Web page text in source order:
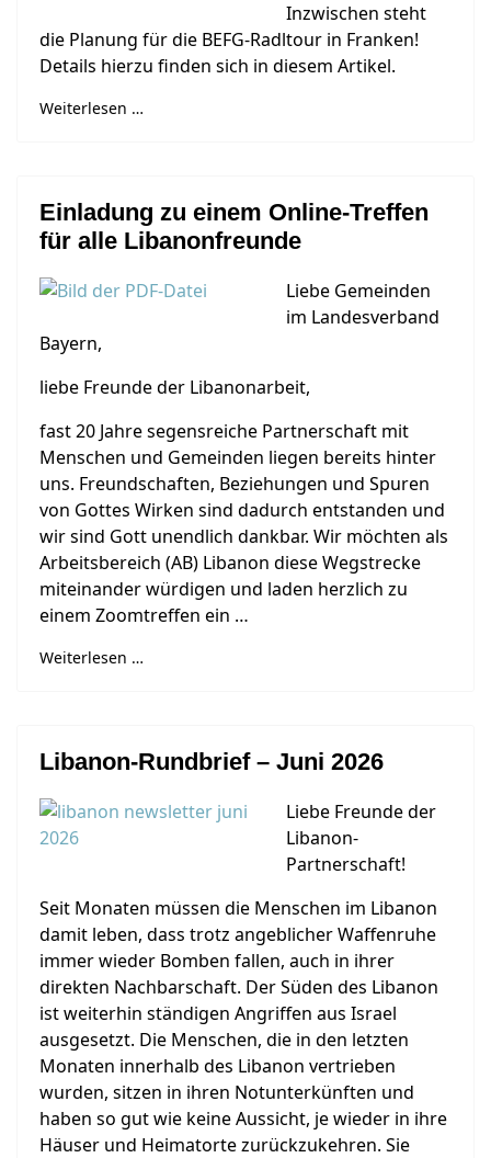
Inzwischen steht
die Planung für die BEFG-Radltour in Franken!
Details hierzu finden sich in diesem Artikel.
Weiterlesen …
Einladung zu einem Online-Treffen
für alle Libanonfreunde
Liebe Gemeinden
im Landesverband
Bayern,
liebe Freunde der Libanonarbeit,
fast 20 Jahre segensreiche Partnerschaft mit
Menschen und Gemeinden liegen bereits hinter
uns. Freundschaften, Beziehungen und Spuren
von Gottes Wirken sind dadurch entstanden und
wir sind Gott unendlich dankbar. Wir möchten als
Arbeitsbereich (AB) Libanon diese Wegstrecke
miteinander würdigen und laden herzlich zu
einem Zoomtreffen ein …
Weiterlesen …
Libanon-Rundbrief – Juni 2026
Liebe Freunde der
Libanon-
Partnerschaft!
Seit Monaten müssen die Menschen im Libanon
damit leben, dass trotz angeblicher Waffenruhe
immer wieder Bomben fallen, auch in ihrer
direkten Nachbarschaft. Der Süden des Libanon
ist weiterhin ständigen Angriffen aus Israel
ausgesetzt. Die Menschen, die in den letzten
Monaten innerhalb des Libanon vertrieben
wurden, sitzen in ihren Notunterkünften und
haben so gut wie keine Aussicht, je wieder in ihre
Häuser und Heimatorte zurückzukehren. Sie